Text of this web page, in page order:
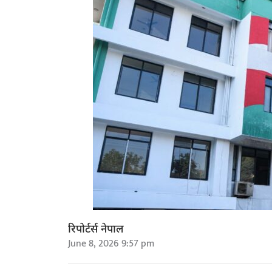
रिपोर्टर्स नेपाल
June 8, 2026 9:57 pm